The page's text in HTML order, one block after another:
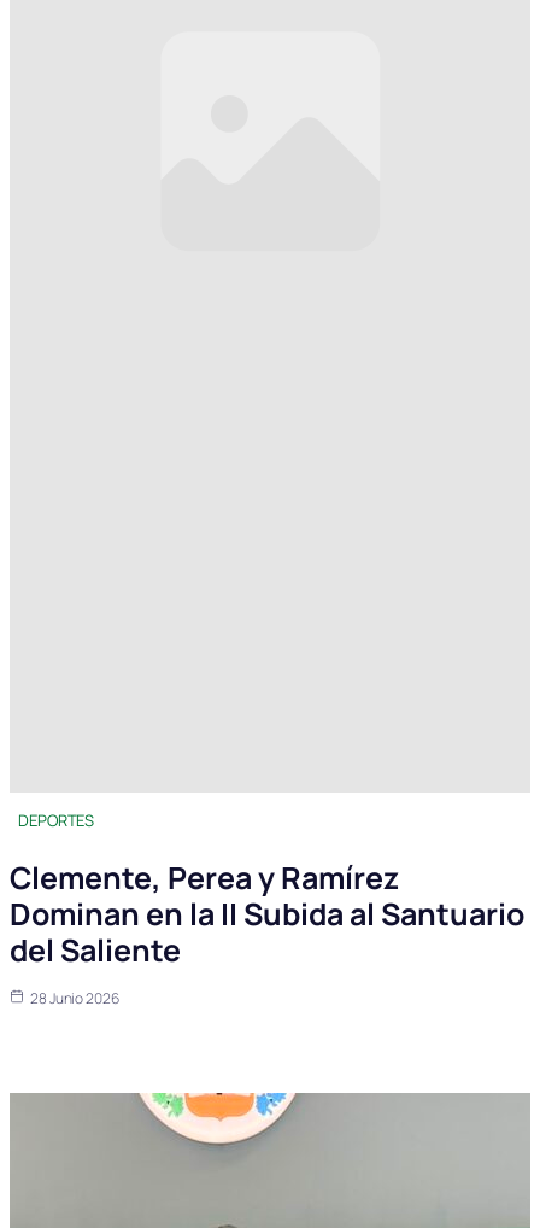
DEPORTES
Clemente, Perea y Ramírez
Dominan en la II Subida al Santuario
del Saliente
28 Junio 2026